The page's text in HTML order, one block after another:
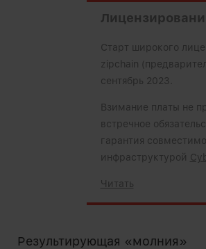
Старт широкого
zipchain
сентябрь 2023.
Взимание платы не
встречное
гарантия
инфраструктурой
Читать
Результирующая «молния»